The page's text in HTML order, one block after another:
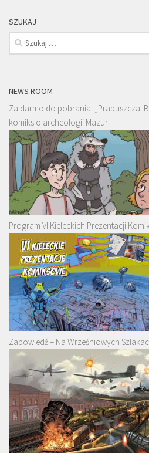
SZUKAJ
Szukaj:
NEWS ROOM
Za darmo do pobrania: „Prapuszcza.
komiks o archeologii Mazur
Program VI Kieleckich Prezentacji
Zapowiedź – Na Wrześniowych